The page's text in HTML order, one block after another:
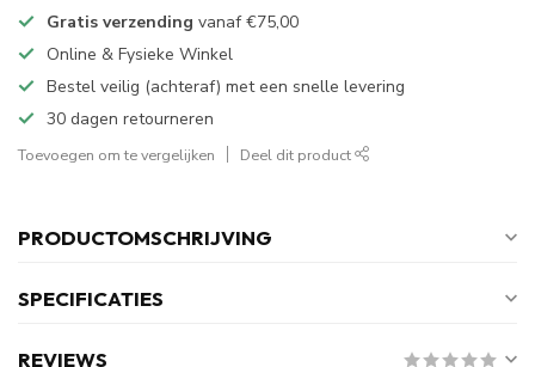
Gratis verzending vanaf€75,00
Online & Fysieke Winkel
Bestel veilig (achteraf) met een snelle levering
30 dagen retourneren
Toevoegen om te vergelijken Deel dit product
PRODUCTOMSCHRIJVING
SPECIFICATIES
REVIEWS